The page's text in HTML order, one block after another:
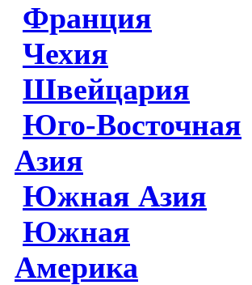
Франция
Чехия
Швейцария
Юго-Восточная
Азия
Южная Азия
Южная
Америка